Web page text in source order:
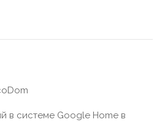
в системе Google Home в